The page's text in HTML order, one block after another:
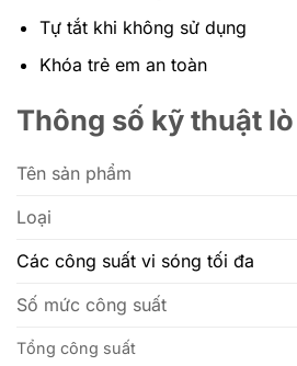
Tự tắt khi không sử dụng
Khóa trẻ em an toàn
Thông số kỹ thuật
Tên sản phẩm
Loại
Các công suất vi sóng tối đa
Số mức công suất
Tổng công suất